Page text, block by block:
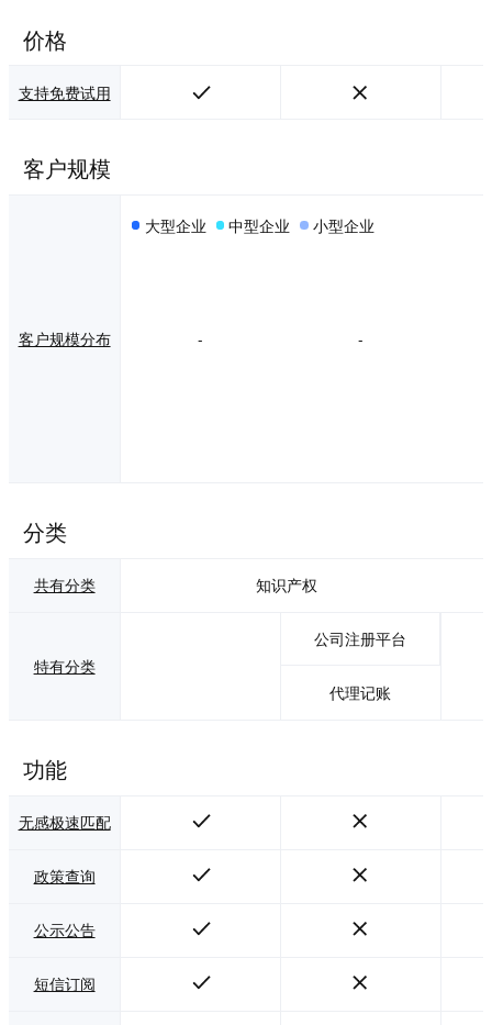
价格
支持免费试用
客户规模
客户规模分布
大型企业 中型企业 小型企业
- -
分类
共有分类 知识产权
特有分类
公司注册平台
代理记账
功能
无感极速匹配
政策查询
公示公告
短信订阅